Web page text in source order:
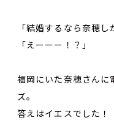
「結婚するなら奈穂し
「えーーー！？」
福岡にいた奈穂さんに
ズ。
答えはイエスでした！